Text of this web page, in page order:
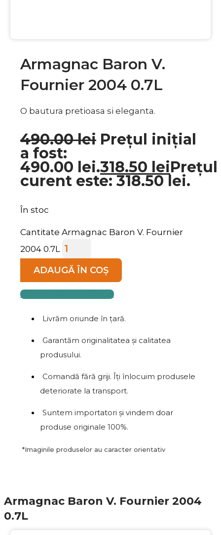
Armagnac Baron V.
Fournier 2004 0.7L
O bautura pretioasa si eleganta.
490.00lei Prețul inițial
a fost:
490.00 lei.318.50 leiPrețul
curent este: 318.50 lei.
În stoc
Cantitate Armagnac Baron V. Fournier
2004 0.7L
ADAUGĂ ÎN COȘ
COMANDĂ TELEFONIC
Livrăm oriunde în țară.
Garantăm originalitatea și calitatea
produsului.
Comandă fără griji. Îți înlocuim produsele
deteriorate la transport.
Suntem importatori și vindem doar
produse originale 100%.
*Imaginile produselor au caracter orientativ
Armagnac Baron V. Fournier 2004
0.7L